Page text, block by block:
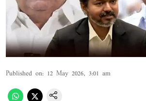
Published on: 12 May 2026, 3:01 am